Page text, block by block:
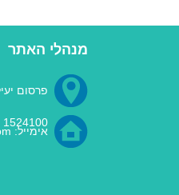
מנהלי האתר
1524100
אימייל: pirsumyail2009@gmail.com